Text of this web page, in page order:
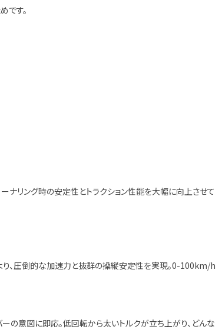
です。
ナリング時の安定性とトラクション性能を大幅に向上させて
、圧倒的な加速力と抜群の操縦安定性を実現。0-100km/h
ーの意図に即応。低回転から太いトルクが立ち上がり、どんな